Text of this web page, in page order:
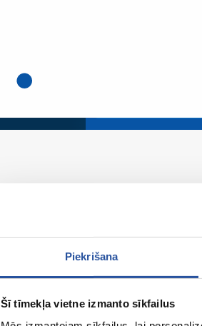
Piekrišana
Šī tīmekļa vietne izmanto sīkfailus